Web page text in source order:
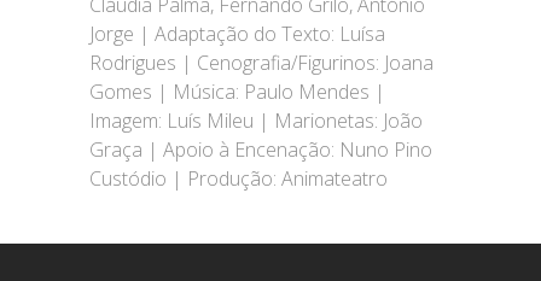
Jorge | Adaptação do Texto: Luísa
Rodrigues | Cenografia/Figurinos: Joana
Gomes | Música: Paulo Mendes |
Imagem: Luís Mileu | Marionetas: João
Graça | Apoio à Encenação: Nuno Pino
Custódio | Produção: Animateatro